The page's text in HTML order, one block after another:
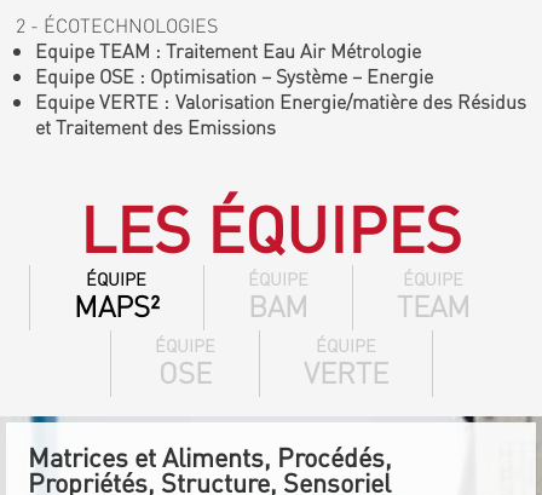
2 - ÉCOTECHNOLOGIES
Equipe TEAM : Traitement Eau Air Métrologie
Equipe OSE : Optimisation – Système – Energie
Equipe VERTE : Valorisation Energie/matière des Résidus
et Traitement des Emissions
LES ÉQUIPES
ÉQUIPE
MAPS²
ÉQUIPE
BAM
ÉQUIPE
TEAM
ÉQUIPE
OSE
ÉQUIPE
VERTE
Matrices et Aliments, Procédés,
Propriétés, Structure, Sensoriel